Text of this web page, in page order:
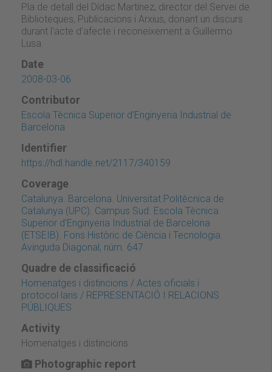
Pla de detall del Dídac Martínez, director del Servei de
Biblioteques, Publicacions i Arxius, donant un discurs
durant l'acte d'afecte i reconeixement a Guillermo
Lusa
Date
2008-03-06
Contributor
Escola Tècnica Superior d'Enginyeria Industrial de
Barcelona
Identifier
https://hdl.handle.net/2117/340159
Coverage
Catalunya. Barcelona. Universitat Politècnica de
Catalunya (UPC). Campus Sud. Escola Tècnica
Superior d'Enginyeria Industrial de Barcelona
(ETSEIB). Fons Històric de Ciència i Tecnologia.
Avinguda Diagonal, núm. 647
Quadre de classificació
Homenatges i distincions / Actes oficials i
protocol·laris / REPRESENTACIÓ I RELACIONS
PÚBLIQUES
Activity
Homenatges i distincions
Photographic report